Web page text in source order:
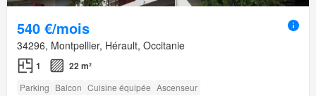
540 €/mois
34296, Montpellier, Hérault, Occitanie
1 22 m²
Parking Balcon Cuisine équipée Ascenseur